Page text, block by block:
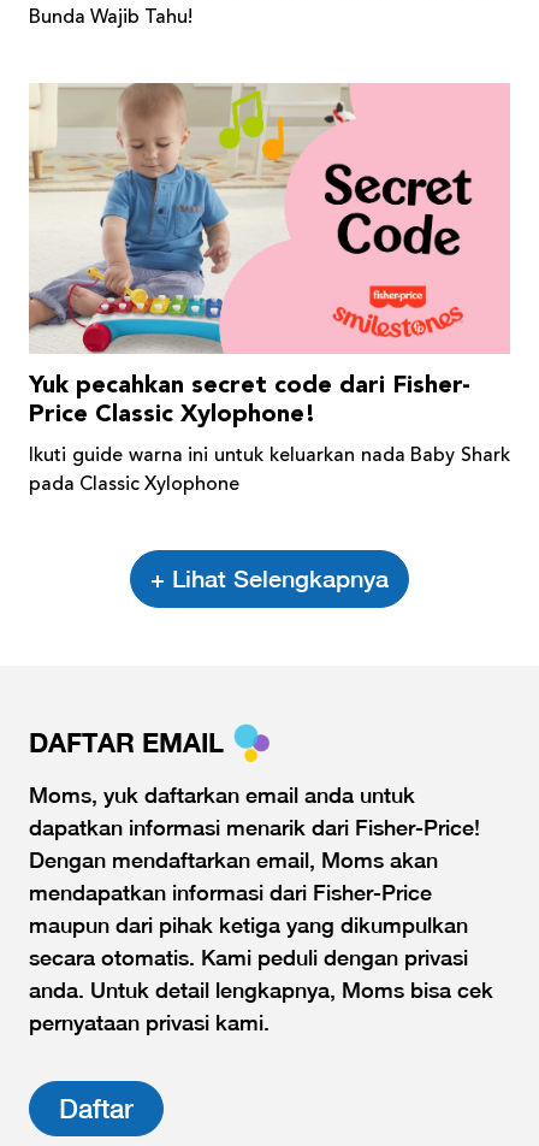
Bunda Wajib Tahu!
Yuk pecahkan secret code dari Fisher-
Price Classic Xylophone!
Ikuti guide warna ini untuk keluarkan nada Baby Shark
pada Classic Xylophone
+ Lihat Selengkapnya
DAFTAR EMAIL
Moms, yuk daftarkan email anda untuk
dapatkan informasi menarik dari Fisher-Price!
Dengan mendaftarkan email, Moms akan
mendapatkan informasi dari Fisher-Price
maupun dari pihak ketiga yang dikumpulkan
secara otomatis. Kami peduli dengan privasi
anda. Untuk detail lengkapnya, Moms bisa cek
pernyataan privasi kami.
Daftar